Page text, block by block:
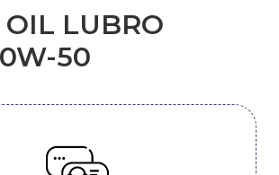
LUBRO
50